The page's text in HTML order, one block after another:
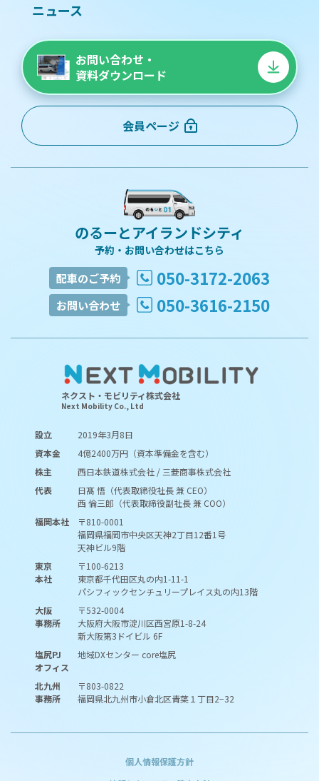
ニュース
お問い合わせ・
資料ダウンロード
会員ページ
のるーとアイランドシティ
予約・お問い合わせはこちら
配車のご予約 050-3172-2063
お問い合わせ 050-3616-2150
ネクスト・モビリティ株式会社
Next Mobility Co., Ltd
設立
2019年3月8日
資本金
4億2400万円（資本準備金を含む）
株主
西日本鉄道株式会社 / 三菱商事株式会社
代表
日髙 悟（代表取締役社長 兼 CEO）
西 倫三郎（代表取締役副社長 兼 COO）
福岡本社
〒810-0001
福岡県福岡市中央区天神2丁目12番1号
天神ビル9階
東京
本社
〒100-6213
東京都千代田区丸の内1-11-1
パシフィックセンチュリープレイス丸の内13階
大阪
事務所
〒532-0004
大阪府大阪市淀川区西宮原1-8-24
新大阪第3ドイビル 6F
塩尻PJ
オフィス
地域DXセンター core塩尻
北九州
事務所
〒803-0822
福岡県北九州市小倉北区青葉１丁目2−32
個人情報保護方針